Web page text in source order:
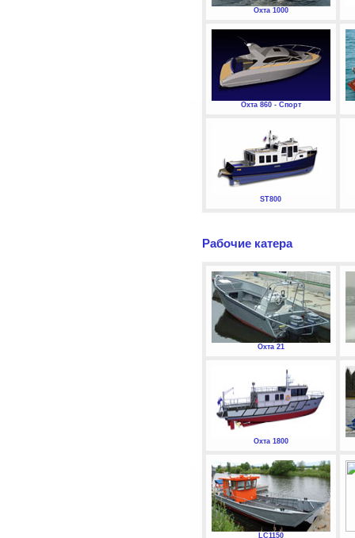
Охта 1000
Охта 860 - Спорт
ST800
Рабочие катера
Охта 21
Охта 1800
LC1150